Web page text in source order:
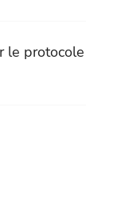
le protocole